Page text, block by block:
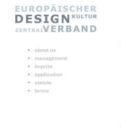
about us
management
imprint
application
statute
terms